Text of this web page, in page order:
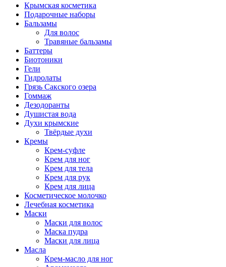
Крымская косметика
Подарочные наборы
Бальзамы
Для волос
Травяные бальзамы
Баттеры
Биотоники
Гели
Гидролаты
Грязь Сакского озера
Гоммаж
Дезодоранты
Душистая вода
Духи крымские
Твёрдые духи
Кремы
Крем-суфле
Крем для ног
Крем для тела
Крем для рук
Крем для лица
Косметическое молочко
Лечебная косметика
Маски
Маски для волос
Маска пудра
Маски для лица
Масла
Крем-масло для ног